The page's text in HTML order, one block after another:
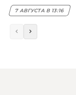
7 АВГУСТА В 13:16